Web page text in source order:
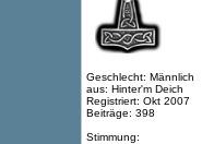
Geschlecht: Männlich
aus: Hinter'm Deich
Registriert: Okt 2007
Beiträge: 398
Stimmung: